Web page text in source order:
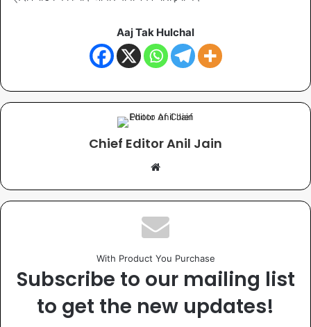
Aaj Tak Hulchal
Chief Editor Anil Jain
With Product You Purchase
Subscribe to our mailing list
to get the new updates!